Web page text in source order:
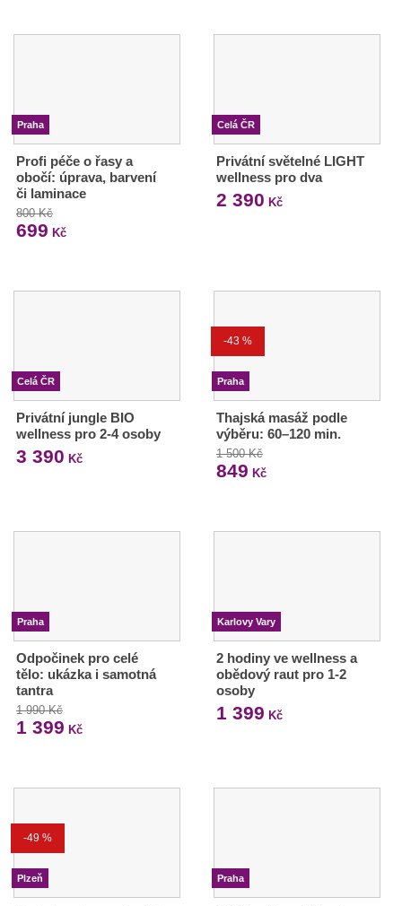
Praha
Profi péče o řasy a
obočí: úprava, barvení
či laminace
800 Kč
699 Kč
Celá ČR
Privátní světelné LIGHT
wellness pro dva
2 390 Kč
Celá ČR
Privátní jungle BIO
wellness pro 2-4 osoby
3 390 Kč
-43 %
Praha
Thajská masáž podle
výběru: 60–120 min.
1 500 Kč
849 Kč
Praha
Odpočinek pro celé
tělo: ukázka i samotná
tantra
1 990 Kč
1 399 Kč
Karlovy Vary
2 hodiny ve wellness a
obědový raut pro 1-2
osoby
1 399 Kč
-49 %
Plzeň Praha